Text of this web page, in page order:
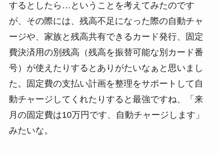
するとしたら…ということを考えてみたのです
が、その際には、残高不足になった際の自動チャ
ージや、家族と残高共有できるカード発行、固定
費決済用の別残高（残高を振替可能な別カード番
号）が使えたりするとありがたいなぁと思いまし
た。固定費の支払い計画を整理をサポートして自
動チャージしてくれたりすると最強ですね、「来
月の固定費は10万円です、自動チャージします」
みたいな。